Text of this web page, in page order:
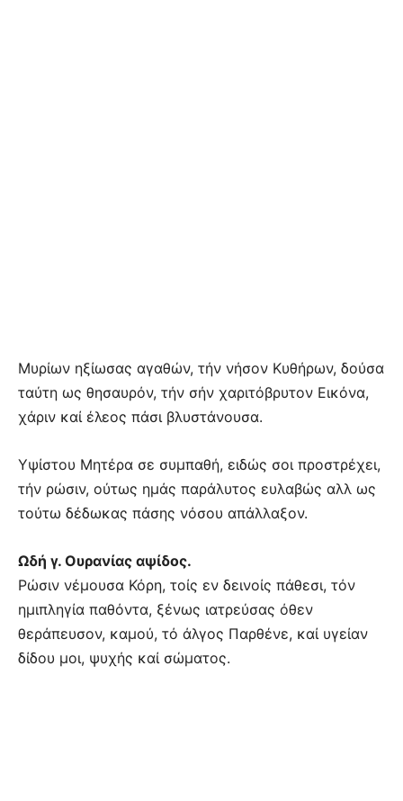
Μυρίων ηξίωσας αγαθών, τήν νήσον Κυθήρων, δούσα
ταύτη ως θησαυρόν, τήν σήν χαριτόβρυτον Εικόνα,
χάριν καί έλεος πάσι βλυστάνουσα.
Υψίστου Μητέρα σε συμπαθή, ειδώς σοι προστρέχει,
τήν ρώσιν, ούτως ημάς παράλυτος ευλαβώς αλλ ως
τούτω δέδωκας πάσης νόσου απάλλαξον.
Ωδή γ. Ουρανίας αψίδος.
Ρώσιν νέμουσα Κόρη, τοίς εν δεινοίς πάθεσι, τόν
ημιπληγία παθόντα, ξένως ιατρεύσας όθεν
θεράπευσον, καμού, τό άλγος Παρθένε, καί υγείαν
δίδου μοι, ψυχής καί σώματος.